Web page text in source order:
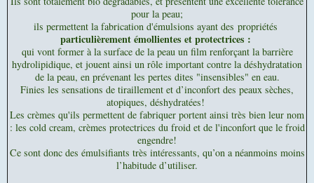
pour la peau;
ils permettent la fabrication d'émulsions ayant des propriétés
particulièrement émollientes et protectrices :
qui vont former à la surface de la peau un film renforçant la barrière
hydrolipidique, et jouent ainsi un rôle important contre la déshydratation
de la peau, en prévenant les pertes dites "insensibles" en eau.
Finies les sensations de tiraillement et d’inconfort des peaux sèches,
atopiques, déshydratées!
Les crèmes qu'ils permettent de fabriquer portent ainsi très bien leur nom
: les cold cream, crèmes protectrices du froid et de l'inconfort que le froid
engendre!
Ce sont donc des émulsifiants très intéressants, qu’on a néanmoins moins
l’habitude d’utiliser.